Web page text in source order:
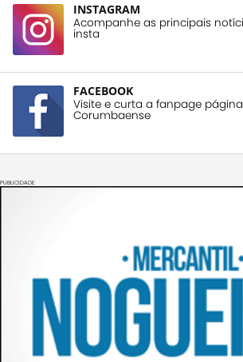
INSTAGRAM
Acompanhe as principais
insta
FACEBOOK
Visite e curta a fanpage
Corumbaense
PUBLICIDADE